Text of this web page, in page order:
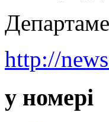
http://
у номері